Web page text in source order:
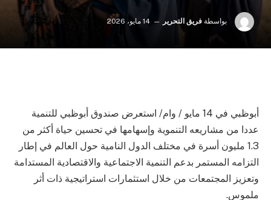
بواسطة فريق التحرير 14 مايو، 2026
أبوظبي في 14 مايو / وام/ استعرض صندوق أبوظبي للتنمية
عددا من مشاريعه التنموية وإسهامها في تحسين حياة أكثر من
1.3 مليون أسرة في مختلف الدول النامية حول العالم في إطار
التزامه المستمر بدعم التنمية الاجتماعية والاقتصادية المستدامة
وتعزيز المجتمعات من خلال استثمارات استراتيجية ذات أثر
ملموس.